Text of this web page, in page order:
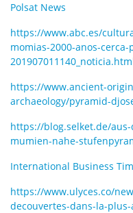
Polsat News
https://www.abc.es/
momias-2000-anos-
https://www.ancient-
archaeology/pyramid-
https://blog.selket.de/
mumien-nahe-
International Business
https://www.ulyces.co/
decouvertes-dans-la-